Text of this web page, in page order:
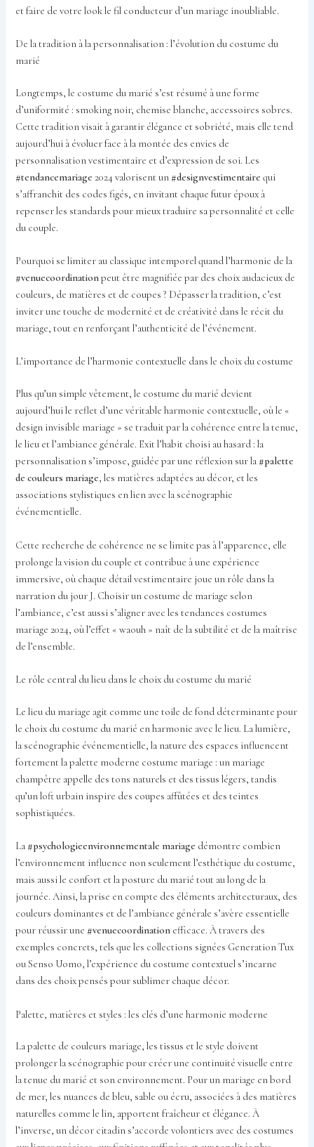
et faire de votre look le fil conducteur d’un mariage inoubliable.
De la tradition à la personnalisation : l’évolution du costume du
marié
Longtemps, le costume du marié s’est résumé à une forme
d’uniformité : smoking noir, chemise blanche, accessoires sobres.
Cette tradition visait à garantir élégance et sobriété, mais elle tend
aujourd’hui à évoluer face à la montée des envies de
personnalisation vestimentaire et d’expression de soi. Les
#tendancemariage 2024 valorisent un #designvestimentaire qui
s’affranchit des codes figés, en invitant chaque futur époux à
repenser les standards pour mieux traduire sa personnalité et celle
du couple.
Pourquoi se limiter au classique intemporel quand l’harmonie de la
#venuecoordinationpeut être magnifiée par des choix audacieux de
couleurs, de matières et de coupes ? Dépasser la tradition, c’est
inviter une touche de modernité et de créativité dans le récit du
mariage, tout en renforçant l’authenticité de l’événement.
L’importance de l’harmonie contextuelle dans le choix du costume
Plus qu’un simple vêtement, le costume du marié devient
aujourd’hui le reflet d’une véritable harmonie contextuelle, où le «
design invisible mariage » se traduit par la cohérence entre la tenue,
le lieu et l’ambiance générale. Exit l’habit choisi au hasard : la
personnalisation s’impose, guidée par une réflexion sur la #palette
de couleurs mariage, les matières adaptées au décor, et les
associations stylistiques en lien avec la scénographie
événementielle.
Cette recherche de cohérence ne se limite pas à l’apparence, elle
prolonge la vision du couple et contribue à une expérience
immersive, où chaque détail vestimentaire joue un rôle dans la
narration du jour J. Choisir un costume de mariage selon
l’ambiance, c’est aussi s’aligner avec les tendances costumes
mariage 2024, où l’effet « waouh » naît de la subtilité et de la maîtrise
de l’ensemble.
Le rôle central du lieu dans le choix du costume du marié
Le lieu du mariage agit comme une toile de fond déterminante pour
le choix du costume du marié en harmonie avec le lieu. La lumière,
la scénographie événementielle, la nature des espaces influencent
fortement la palette moderne costume mariage : un mariage
champêtre appelle des tons naturels et des tissus légers, tandis
qu’un loft urbain inspire des coupes affûtées et des teintes
sophistiquées.
La #psychologieenvironnementale mariage démontre combien
l’environnement influence non seulement l’esthétique du costume,
mais aussi le confort et la posture du marié tout au long de la
journée. Ainsi, la prise en compte des éléments architecturaux, des
couleurs dominantes et de l’ambiance générale s’avère essentielle
pour réussir une #venuecoordination efficace. À travers des
exemples concrets, tels que les collections signées Generation Tux
ou Senso Uomo, l’expérience du costume contextuel s’incarne
dans des choix pensés pour sublimer chaque décor.
Palette, matières et styles : les clés d’une harmonie moderne
La palette de couleurs mariage, les tissus et le style doivent
prolonger la scénographie pour créer une continuité visuelle entre
la tenue du marié et son environnement. Pour un mariage en bord
de mer, les nuances de bleu, sable ou écru, associées à des matières
naturelles comme le lin, apportent fraîcheur et élégance. À
l’inverse, un décor citadin s’accorde volontiers avec des costumes